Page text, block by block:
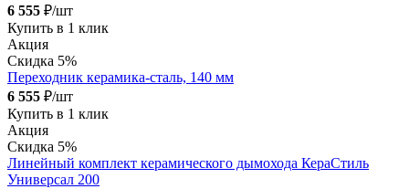
6 555 ₽/шт
Купить в 1 клик
Акция
Скидка 5%
Переходник керамика-сталь, 140 мм
6 555 ₽/шт
Купить в 1 клик
Акция
Скидка 5%
Линейный комплект керамического дымохода КераСтиль
Универсал 200